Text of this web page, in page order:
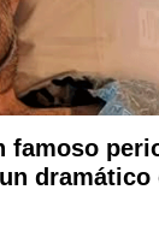
famoso
dramático